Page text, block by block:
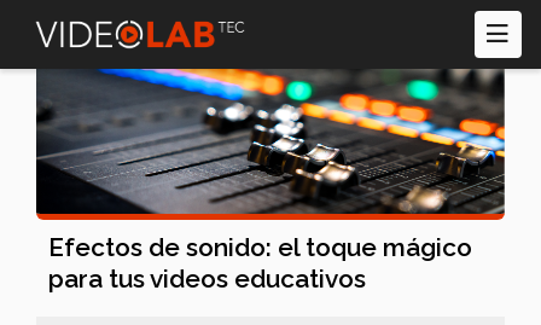
contenido
principal
Efectos de sonido: el toque mágico
para tus videos educativos